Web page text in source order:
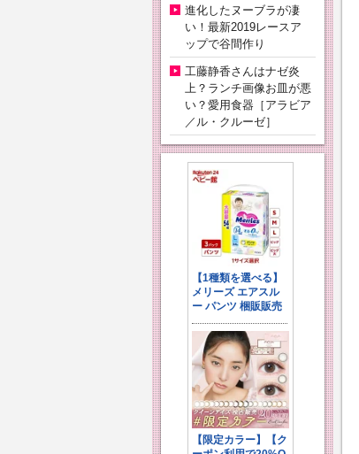
進化したヌーブラが凄
い！最新2019レースア
ップで谷間作り
工藤静香さんはナゼ炎
上？ランチ画像お皿が悪
い？愛用食器［アラビア
／ル・クルーゼ］